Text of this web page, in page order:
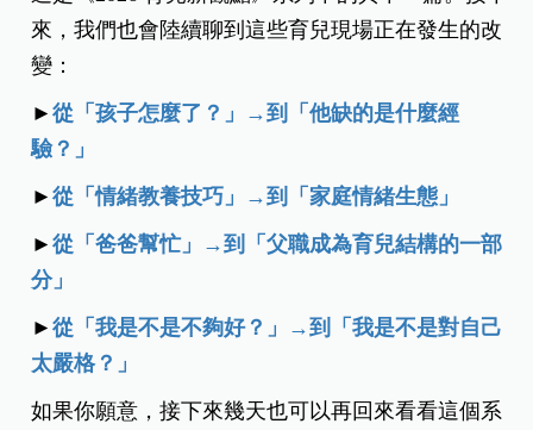
來，我們也會陸續聊到這些育兒現場正在發生的改
變：
►從「孩子怎麼了？」→到「他缺的是什麼經
驗？」
►從「情緒教養技巧」→到「家庭情緒生態」
►從「爸爸幫忙」→到「父職成為育兒結構的一部
分」
►從「我是不是不夠好？」 →到「我是不是對自己
太嚴格？」
如果你願意，接下來幾天也可以再回來看看這個系